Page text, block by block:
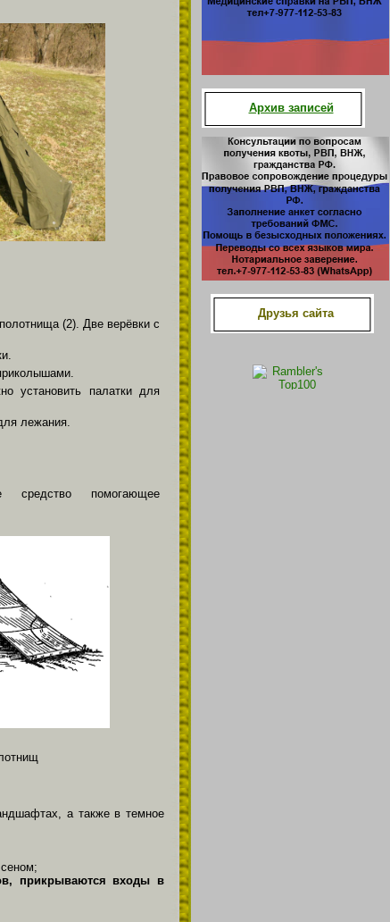
(2). Две верёвки с
установить палатки для
лежания.
средство помогающее
а также в темное
прикрываются входы в
Архив записей
Друзья сайта